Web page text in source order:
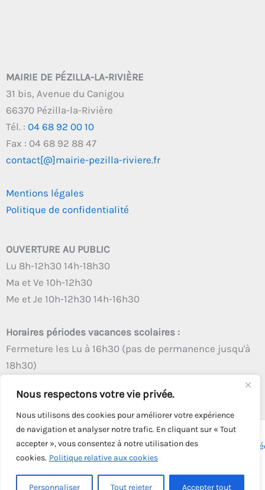
Nous respectons votre vie privée.
Nous utilisons des cookies pour améliorer votre expérience
de navigation et analyser notre trafic. En cliquant sur « Tout
accepter », vous consentez à notre utilisation des
cookies. Politique relative aux cookies
Personnaliser Tout rejeter Accepter tout
MAIRIE DE PÉZILLA-LA-RIVIÈRE
31 bis, Avenue du Canigou
66370 Pézilla-la-Rivière
Tél. : 04 68 92 00 10
Fax : 04 68 92 88 47
contact[@]mairie-pezilla-riviere.fr
Mentions légales
Politique de confidentialité
OUVERTURE AU PUBLIC
Lu 8h-12h30 14h-18h30
Ma et Ve 10h-12h30
Me et Je 10h-12h30 14h-16h30
Horaires périodes vacances scolaires :
Fermeture les Lu à 16h30 (pas de permanence jusqu'à
18h30)
Copyright © 2026 - Tous droits réservés - | Webmaster
Solution